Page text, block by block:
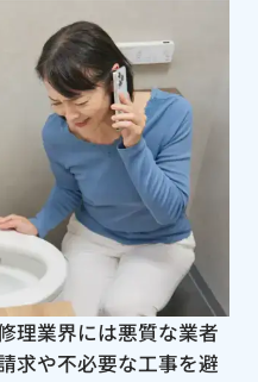
理業界には悪質な業者
求や不必要な工事を避